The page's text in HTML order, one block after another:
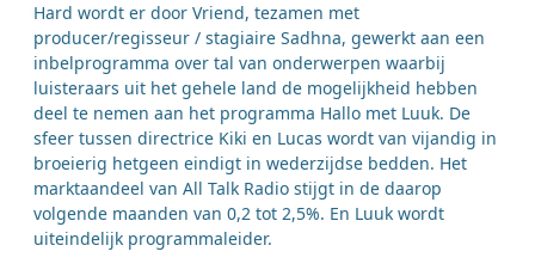
Hard wordt er door Vriend, tezamen met
producer/regisseur / stagiaire Sadhna, gewerkt aan een
inbelprogramma over tal van onderwerpen waarbij
luisteraars uit het gehele land de mogelijkheid hebben
deel te nemen aan het programma Hallo met Luuk. De
sfeer tussen directrice Kiki en Lucas wordt van vijandig in
broeierig hetgeen eindigt in wederzijdse bedden. Het
marktaandeel van All Talk Radio stijgt in de daarop
volgende maanden van 0,2 tot 2,5%. En Luuk wordt
uiteindelijk programmaleider.